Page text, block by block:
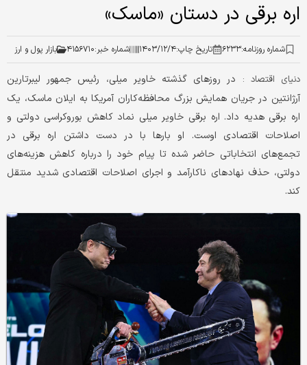
اره برقی در دستان «ماسک»
شماره روزنامه:۶۲۳۳ تاریخ چاپ:۱۴۰۳/۱۲/۴ شماره خبر:۴۱۵۶۷۱۰ بازار پول و ارز
دنیای اقتصاد : در روزهای گذشته خاویر میلی، رئیس جمهور لیبرتارین
آرژانتین در جریان همایش بزرگ محافظه‌کاران آمریکا به ایلان ماسک، یک
اره برقی هدیه داد. اره ‌برقی خاویر میلی نماد کاهش بوروکراسی دولتی و
اصلاحات اقتصادی اوست. او بارها با در دست داشتن اره ‌برقی در
تجمع‌های انتخاباتی حاضر شده تا پیام خود را درباره کاهش هزینه‌های
دولتی، حذف نهادهای ناکارآمد و اجرای اصلاحات اقتصادی شدید منتقل
کند.